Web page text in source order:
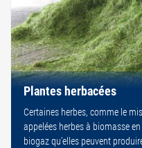
Plantes herbacées
Certaines herbes, comme le
appelées herbes à biomasse
biogaz qu’elles peuvent